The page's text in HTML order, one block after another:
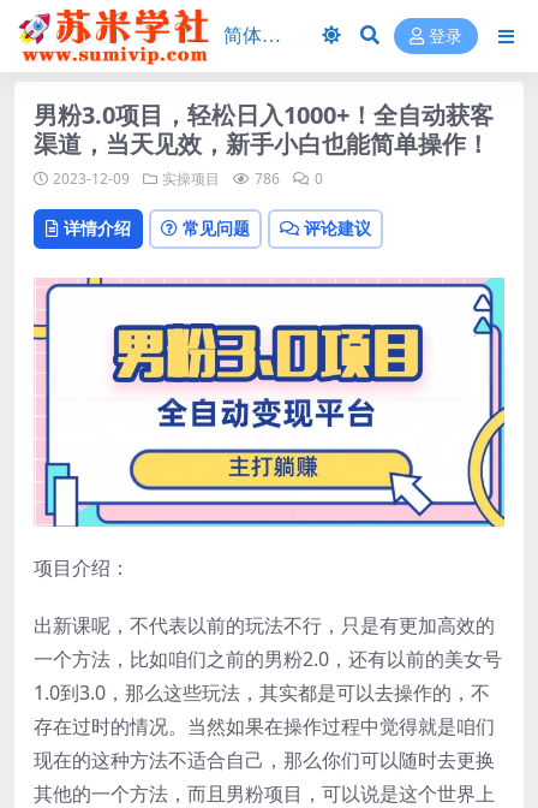
登录
男粉3.0项目，轻松日入1000+！全自动获客
渠道，当天见效，新手小白也能简单操作！
2023-12-09 实操项目 786 0
详情介绍 常见问题 评论建议
项目介绍：
出新课呢，不代表以前的玩法不行，只是有更加高效的
一个方法，比如咱们之前的男粉2.0，还有以前的美女号
1.0到3.0，那么这些玩法，其实都是可以去操作的，不
存在过时的情况。当然如果在操作过程中觉得就是咱们
现在的这种方法不适合自己，那么你们可以随时去更换
其他的一个方法，而且男粉项目，可以说是这个世界上